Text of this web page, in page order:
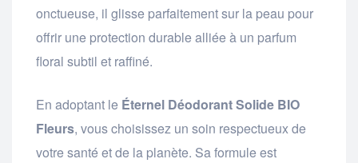
onctueuse, il glisse parfaitement sur la peau pour
offrir une protection durable alliée à un parfum
floral subtil et raffiné.
En adoptant le Éternel Déodorant Solide BIO
Fleurs, vous choisissez un soin respectueux de
votre santé et de la planète. Sa formule est